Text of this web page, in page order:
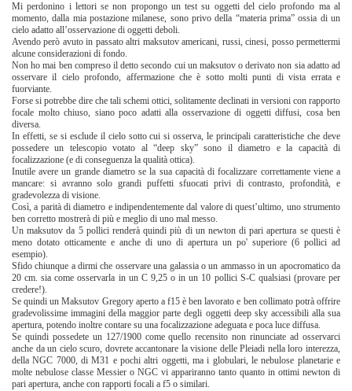
Mi perdonino i lettori se non propongo un test su oggetti del cielo profondo ma al
momento, dalla mia postazione milanese, sono privo della “materia prima” ossia di un
cielo adatto all’osservazione di oggetti deboli.
Avendo però avuto in passato altri maksutov americani, russi, cinesi, posso permettermi
alcune considerazioni di fondo.
Non ho mai ben compreso il detto secondo cui un maksutov o derivato non sia adatto ad
osservare il cielo profondo, affermazione che è sotto molti punti di vista errata e
fuorviante.
Forse si potrebbe dire che tali schemi ottici, solitamente declinati in versioni con rapporto
focale molto chiuso, siano poco adatti alla osservazione di oggetti diffusi, cosa ben
diversa.
In effetti, se si esclude il cielo sotto cui si osserva, le principali caratteristiche che deve
possedere un telescopio votato al “deep sky” sono il diametro e la capacità di
focalizzazione (e di conseguenza la qualità ottica).
Inutile avere un grande diametro se la sua capacità di focalizzare correttamente viene a
mancare: si avranno solo grandi puffetti sfuocati privi di contrasto, profondità, e
gradevolezza di visione.
Così, a parità di diametro e indipendentemente dal valore di quest’ultimo, uno strumento
ben corretto mostrerà di più e meglio di uno mal messo.
Un maksutov da 5 pollici renderà quindi più di un newton di pari apertura se questi è
meno dotato otticamente e anche di uno di apertura un po' superiore (6 pollici ad
esempio).
Sfido chiunque a dirmi che osservare una galassia o un ammasso in un apocromatico da
20 cm. sia come osservarla in un C 9,25 o in un 10 pollici S-C qualsiasi (provare per
credere!).
Se quindi un Maksutov Gregory aperto a f15 è ben lavorato e ben collimato potrà offrire
gradevolissime immagini della maggior parte degli oggetti deep sky accessibili alla sua
apertura, potendo inoltre contare su una focalizzazione adeguata e poca luce diffusa.
Se quindi possedete un 127/1900 come quello recensito non rinunciate ad osservarci
anche da un cielo scuro, dovrete accantonare la visione delle Pleiadi nella loro interezza,
della NGC 7000, di M31 e pochi altri oggetti, ma i globulari, le nebulose planetarie e
molte nebulose classe Messier o NGC vi appariranno tanto quanto in ottimi newton di
pari apertura, anche con rapporti focali a f5 o similari.